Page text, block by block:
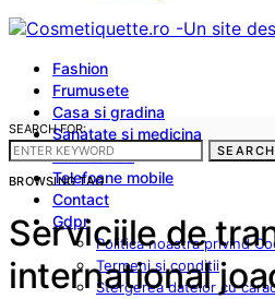
Fashion
Frumusete
Casa si gradina
Sanatate si medicina
Cum sa fac
Telefoane mobile
Contact
Gdpr
Politica noastra privind
Termeni si conditii
Stergerea datelor cu
SEARCH FOR:
SEARCH
BROWSING TAG
Serviciile de
international